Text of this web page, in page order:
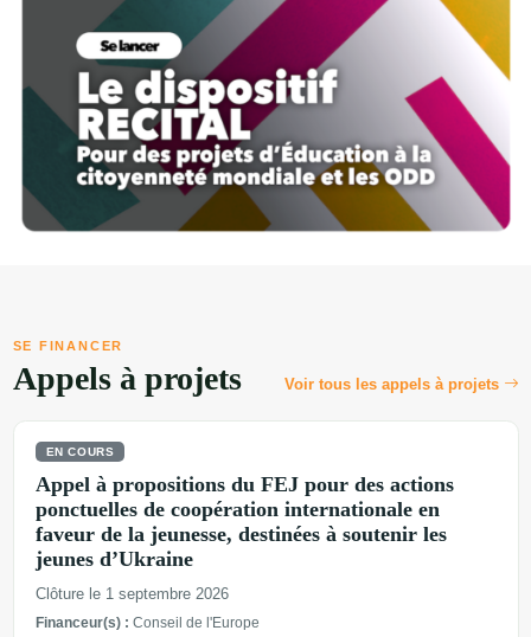
SE FINANCER
Appels à projets Voir tous les appels à projets
EN COURS
Appel à propositions du FEJ pour des actions
ponctuelles de coopération internationale en
faveur de la jeunesse, destinées à soutenir les
jeunes d’Ukraine
Clôture le 1 septembre 2026
Financeur(s) : Conseil de l'Europe